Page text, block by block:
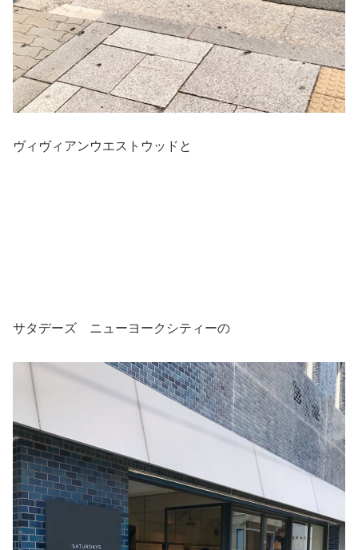
ヴィヴィアンウエストウッドと
サタデーズ ニューヨークシティーの